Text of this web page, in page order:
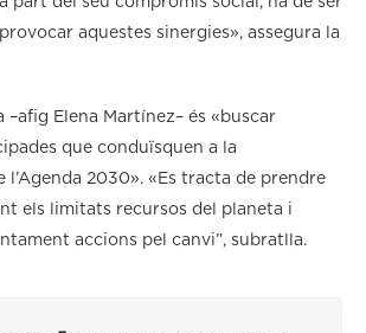
provocar aquestes sinergies», assegura la
Elena Martínez– és «buscar
que conduïsquen a la
l’Agenda 2030». «Es tracta de prendre
els limitats recursos del planeta i
accions pel canvi”, subratlla.